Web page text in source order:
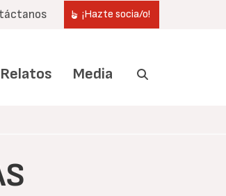
¡Hazte socia/o!
Relatos Media